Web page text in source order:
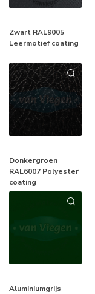
Zwart RAL9005
Leermotief coating
Donkergroen
RAL6007 Polyester
coating
Aluminiumgrijs